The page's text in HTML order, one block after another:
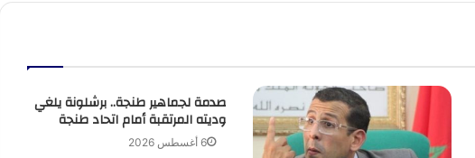
صدمة لجماهير طنجة.. برشلونة يلغي
وديته المرتقبة أمام اتحاد طنجة
6 أغسطس 2026